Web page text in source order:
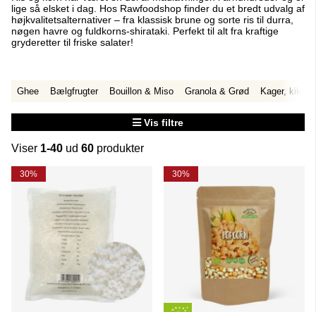
lige så elsket i dag. Hos Rawfoodshop finder du et bredt udvalg af
højkvalitetsalternativer – fra klassisk brune og sorte ris til durra,
nøgen havre og fuldkorns-shirataki. Perfekt til alt fra kraftige
gryderetter til friske salater!
Ghee Bælgfrugter Bouillon & Miso Granola & Grød Kager, kiks
Vis filtre
Viser 1-40 ud 60 produkter
Produkter
30% 30%